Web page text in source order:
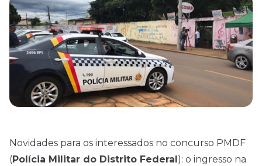
previsão de que sejam disponibilizadas 2.100
oportunidades ...
Novidades para os interessados no concurso PMDF
(Polícia Militar do Distrito Federal): o ingresso na